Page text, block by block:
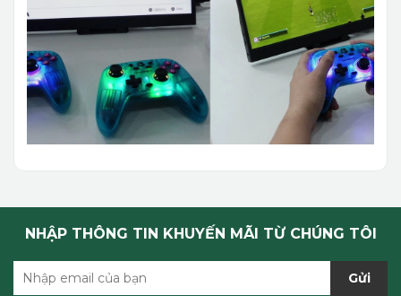
NHẬP THÔNG TIN KHUYẾN MÃI TỪ CHÚNG TÔI
Gửi